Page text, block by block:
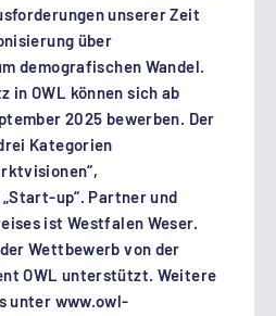
unserer Zeit
über
demografischen Wandel.
in OWL können sich ab
2025 bewerben. Der
Kategorien
up“. Partner und
ist Westfalen Weser.
Wettbewerb von der
OWL unterstützt. Weitere
unter www.owl-